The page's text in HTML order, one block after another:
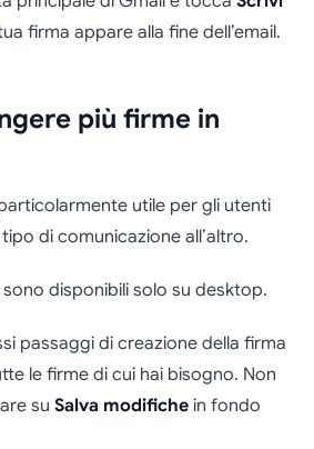
firma appare alla fine dell’email.
più firme in
utile per gli utenti
di comunicazione all’altro.
sono disponibili solo su desktop.
passaggi di creazione della firma
le firme di cui hai bisogno. Non
su Salva modifiche in fondo